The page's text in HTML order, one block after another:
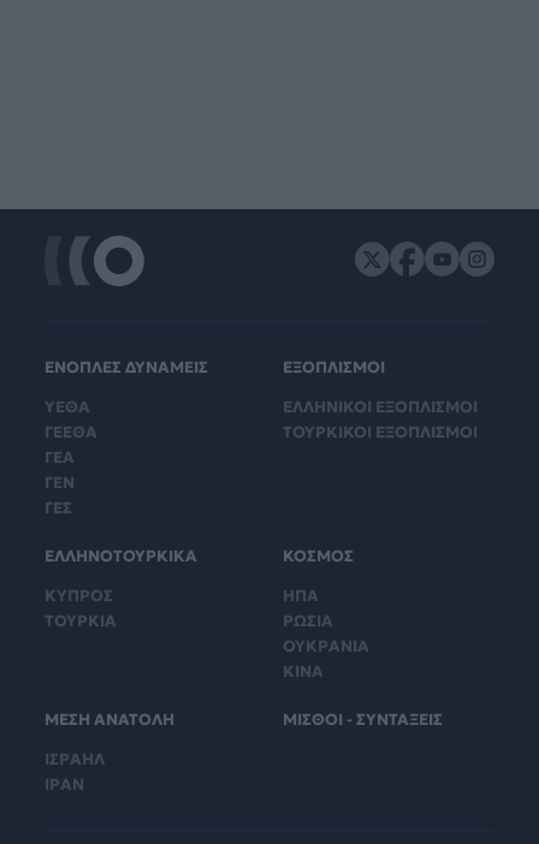
ΕΝΟΠΛΕΣ ΔΥΝΑΜΕΙΣ
ΥΕΘΑ
ΓΕΕΘΑ
ΓΕΑ
ΓΕΝ
ΓΕΣ
ΕΞΟΠΛΙΣΜΟΙ
ΕΛΛΗΝΙΚΟΙ ΕΞΟΠΛΙΣΜΟΙ
ΤΟΥΡΚΙΚΟΙ ΕΞΟΠΛΙΣΜΟΙ
ΕΛΛΗΝΟΤΟΥΡΚΙΚΑ
ΚΥΠΡΟΣ
ΤΟΥΡΚΙΑ
ΚΟΣΜΟΣ
ΗΠΑ
ΡΩΣΙΑ
ΟΥΚΡΑΝΙΑ
ΚΙΝΑ
ΜΕΣΗ ΑΝΑΤΟΛΗ
ΙΣΡΑΗΛ
ΙΡΑΝ
ΜΙΣΘΟΙ - ΣΥΝΤΑΞΕΙΣ